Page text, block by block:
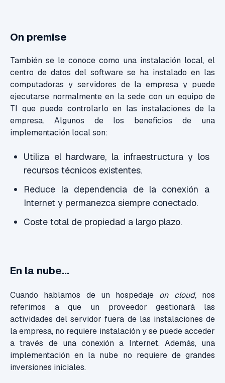
On premise
También se le conoce como una instalación local, el
centro de datos del software se ha instalado en las
computadoras y servidores de la empresa y puede
ejecutarse normalmente en la sede con un equipo de
TI que puede controlarlo en las instalaciones de la
empresa. Algunos de los beneficios de una
implementación local son:
Utiliza el hardware, la infraestructura y los
recursos técnicos existentes.
Reduce la dependencia de la conexión a
Internet y permanezca siempre conectado.
Coste total de propiedad a largo plazo.
En la nube...
Cuando hablamos de un hospedaje on cloud,nos
referimos a que un proveedor gestionará las
actividades del servidor fuera de las instalaciones de
la empresa, no requiere instalación y se puede acceder
a través de una conexión a Internet. Además, una
implementación en la nube no requiere de grandes
inversiones iniciales.